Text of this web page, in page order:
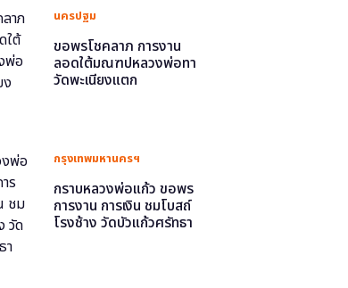
นครปฐม
ขอพรโชคลาภ การงาน
ลอดใต้มณฑปหลวงพ่อทา
วัดพะเนียงแตก
กรุงเทพมหานครฯ
กราบหลวงพ่อแก้ว ขอพร
การงาน การเงิน ชมโบสถ์
โรงช้าง วัดบัวแก้วศรัทธา